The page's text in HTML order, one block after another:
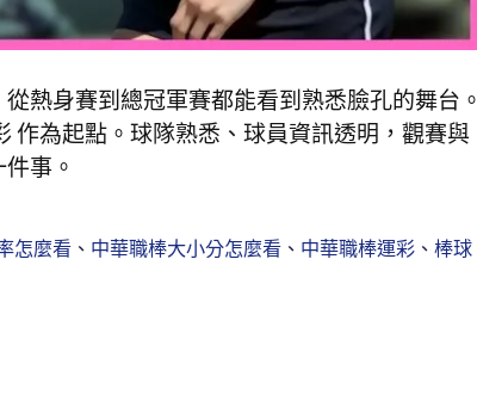
熱身賽到總冠軍賽都能看到熟悉臉孔的舞台。
作為起點。球隊熟悉、球員資訊透明，觀賽與
事。
怎麼看、 中華職棒大小分怎麼看、 中華職棒運彩、 棒球